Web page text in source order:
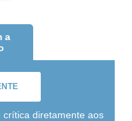
a
crítica diretamente aos